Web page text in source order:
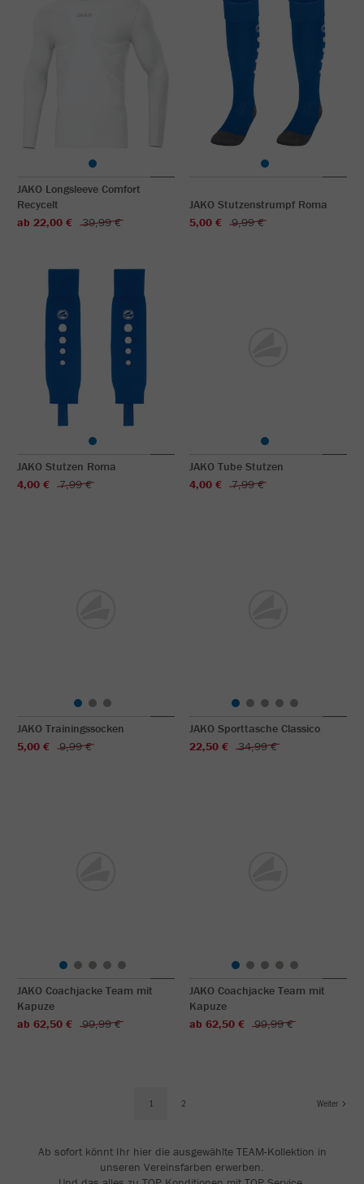
JAKO Longsleeve Comfort
Recycelt
ab 22,00 €
39,99 €
JAKO Stutzenstrumpf Roma
5,00 €
9,99 €
JAKO Stutzen Roma
4,00 €
7,99 €
JAKO Tube Stutzen
4,00 €
7,99 €
JAKO Trainingssocken
5,00 €
9,99 €
JAKO Sporttasche Classico
22,50 €
34,99 €
JAKO Coachjacke Team mit
Kapuze
ab 62,50 €
99,99 €
JAKO Coachjacke Team mit
Kapuze
ab 62,50 €
99,99 €
1 2 Weiter
Ab sofort könnt Ihr hier die ausgewählte TEAM-Kollektion in
unseren Vereinsfarben erwerben.